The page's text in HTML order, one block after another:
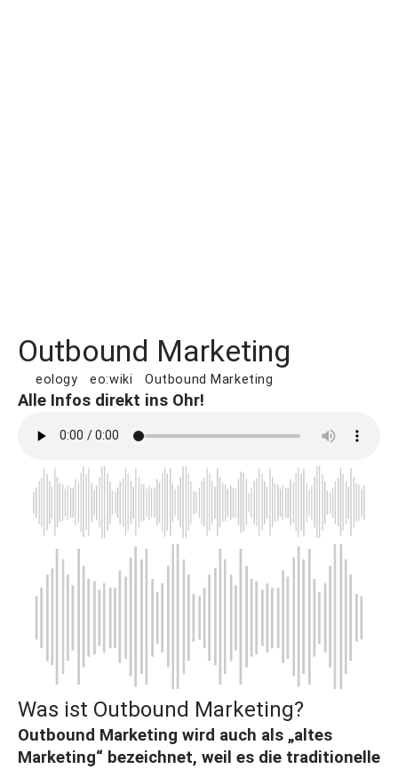
Outbound Marketing
eology eo:wiki Outbound Marketing
Alle Infos direkt ins Ohr!
Was ist Outbound Marketing?
Outbound Marketing wird auch als „altes
Marketing“ bezeichnet, weil es die traditionelle